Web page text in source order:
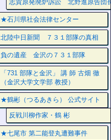
志賀原発廃炉訴訟 北野進原告団長
★石川県社会法律センター
北陸中日新聞 ７３１部隊の真相
負の遺産 金沢の７３１部隊
「731 部隊と金沢」 講 師 古畑 徹
（金沢大学文学部 教授）
★鶴彬（つるあきら） 公式サイト
反戦川柳作家・鶴 彬
★七尾市 第二能登丸遭難事件